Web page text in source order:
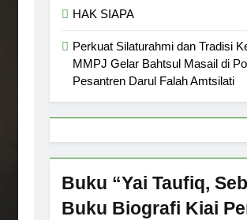
HAK SIAPA
Perkuat Silaturahmi dan Tradisi
MMPJ Gelar Bahtsul Masail di
Pesantren Darul Falah Amtsilati
Buku “Yai Taufiq,
Buku Biografi Kiai